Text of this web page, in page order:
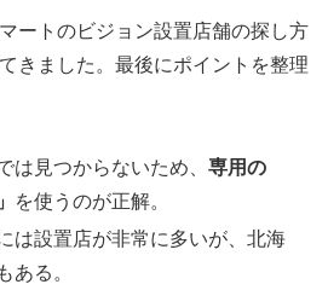
ートのビジョン設置店舗の探し方
きました。最後にポイントを整理
は見つからないため、専用の
を使うのが正解。
は設置店が非常に多いが、北海
ある。